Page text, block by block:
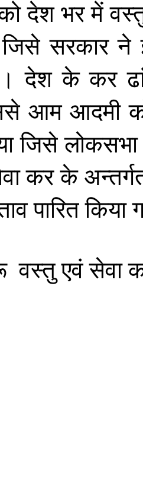
देश भर में
जिसे सरकार ने
देश के कर
आम आदमी
जिसे लोकसभा
करके
पारितकिया
वस्तुएवंसेवा